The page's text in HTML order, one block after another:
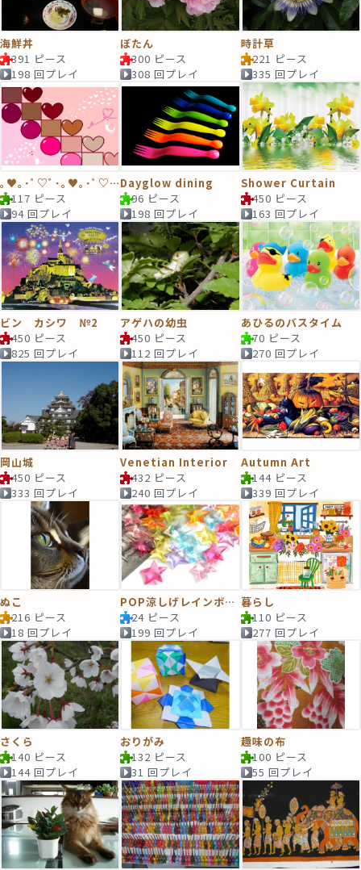
海鮮丼
391 ピース
198 回プレイ
ぼたん
300 ピース
308 回プレイ
時計草
221 ピース
335 回プレイ
｡♥｡･ﾟ♡ﾟ･｡♥｡･ﾟ♡ﾟ･｡♥｡
117 ピース
94 回プレイ
Dayglow dining
96 ピース
198 回プレイ
Shower Curtain
450 ピース
163 回プレイ
ビン カシワ №2
450 ピース
825 回プレイ
アゲハの幼虫
450 ピース
112 回プレイ
あひるのバスタイム
70 ピース
270 回プレイ
岡山城
450 ピース
333 回プレイ
Venetian Interior
432 ピース
240 回プレイ
Autumn Art
144 ピース
339 回プレイ
ぬこ
216 ピース
18 回プレイ
POP涼しげレインボースター
24 ピース
199 回プレイ
暮らし
110 ピース
277 回プレイ
さくら
140 ピース
144 回プレイ
おりがみ
132 ピース
31 回プレイ
趣味の布
100 ピース
55 回プレイ